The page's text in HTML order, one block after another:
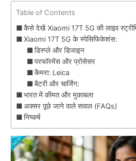
Table of Contents
कैसे देखें Xiaomi 17T 5G की लाइव
Xiaomi 17T 5G के स्पेसिफिकेशंस:
डिस्प्ले और डिजाइन
परफॉरमेंस और प्रोसेसर
कैमरा: Leica
बैटरी और चार्जिंग:
भारत में कीमत और मुकाबला
अक्सर पूछे जाने वाले सवाल (FAQs)
निष्कर्ष